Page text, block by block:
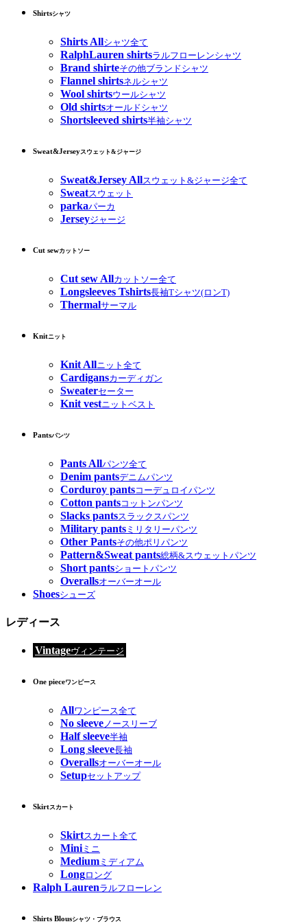
Shirtsシャツ
Shirts Allシャツ全て
RalphLauren shirtsラルフローレンシャツ
Brand shirteその他ブランドシャツ
Flannel shirtsネルシャツ
Wool shirtsウールシャツ
Old shirtsオールドシャツ
Shortsleeved shirts半袖シャツ
Sweat&Jerseyスウェット&ジャージ
Sweat&Jersey Allスウェット&ジャージ全て
Sweatスウェット
parkaパーカ
Jerseyジャージ
Cut sewカットソー
Cut sew Allカットソー全て
Longsleeves Tshirts長袖Tシャツ(ロンT)
Thermalサーマル
Knitニット
Knit Allニット全て
Cardigansカーディガン
Sweaterセーター
Knit vestニットベスト
Pantsパンツ
Pants Allパンツ全て
Denim pantsデニムパンツ
Corduroy pantsコーデュロイパンツ
Cotton pantsコットンパンツ
Slacks pantsスラックスパンツ
Military pants ミリタリーパンツ
Other Pantsその他ポリパンツ
Pattern&Sweat pants総柄&スウェットパンツ
Short pantsショートパンツ
Overallsオーバーオール
Shoesシューズ
レディース
Vintageヴィンテージ
One pieceワンピース
Allワンピース全て
No sleeveノースリーブ
Half sleeve半袖
Long sleeve長袖
Overallsオーバーオール
Setupセットアップ
Skirtスカート
Skirtスカート全て
Miniミニ
Medium ミディアム
Longロング
Ralph Laurenラルフローレン
Shirts Blousシャツ・ブラウス